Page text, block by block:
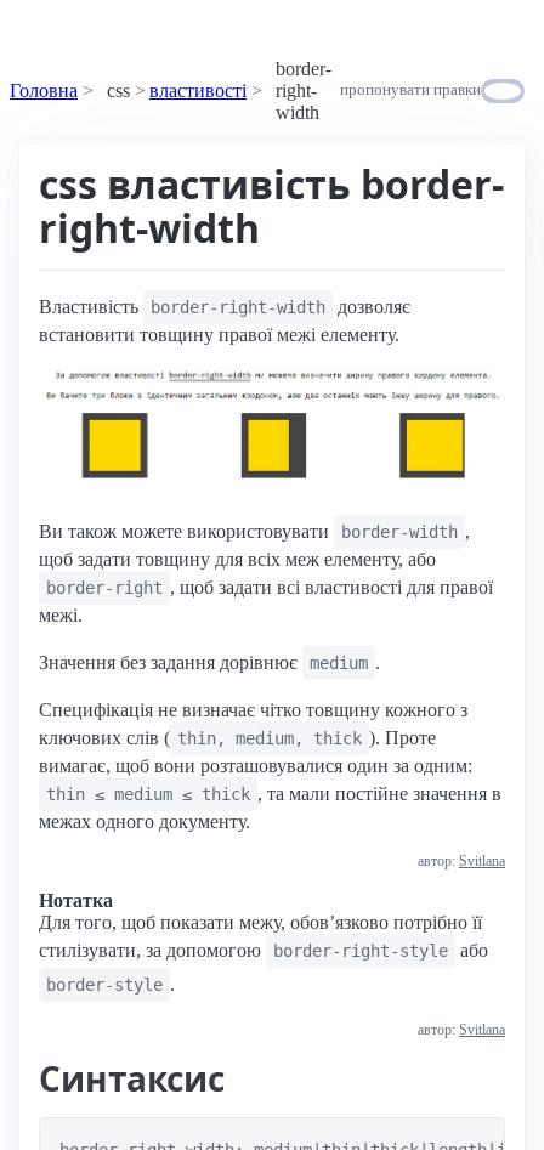
Головна css властивості
border-
right-
width
пропонувати правки
css властивість border-
right-width
Властивість border-right-width
дозволяє
встановити товщину правої межі елементу.
Ви також можете використовувати border-width ,
щоб задати товщину для всіх меж елементу, або
border-right , щоб задати всі властивості для правої
межі.
Значення без задання дорівнює medium .
Специфікація не визначає чітко товщину кожного з
ключових слів ( thin, medium, thick ). Проте
вимагає, щоб вони розташовувалися один за одним:
thin ≤ medium ≤ thick , та мали постійне значення в
межах одного документу.
автор: Svitlana
Нотатка
Для того, щоб показати межу, обов’язково потрібно її
стилізувати, за допомогою
border-right-style або
border-style .
автор: Svitlana
Синтаксис